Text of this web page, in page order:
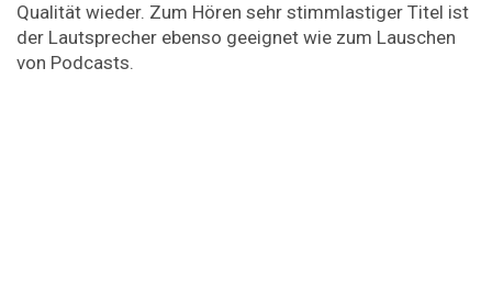
Qualität wieder. Zum Hören sehr stimmlastiger Titel ist
der Lautsprecher ebenso geeignet wie zum Lauschen
von Podcasts.